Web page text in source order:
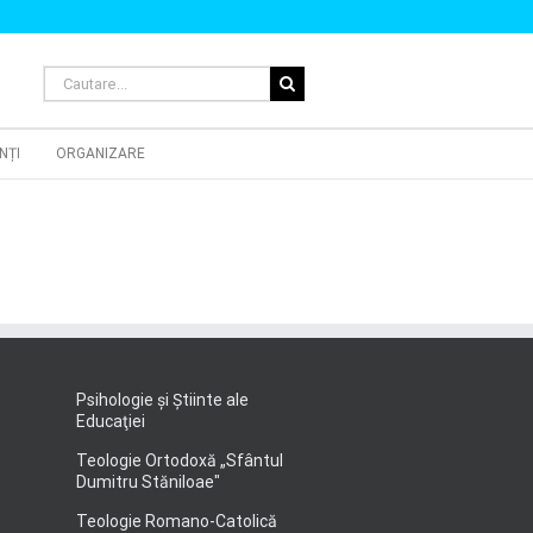
Cautare...
ORGANIZARE
Psihologie şi Ştiinte ale
Educaţiei
Teologie Ortodoxă „Sfântul
Dumitru Stăniloae"
Teologie Romano-Catolică